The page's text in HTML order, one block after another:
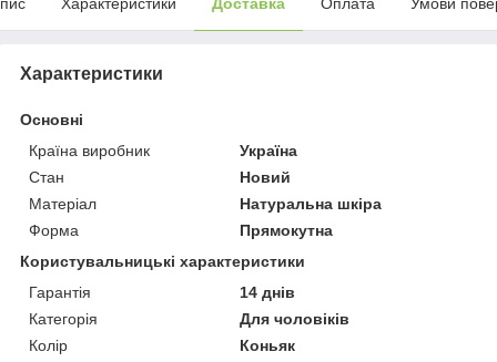
Характеристики Доставка Оплата Умови
Характеристики
Основні
Країна виробник
Україна
Стан
Новий
Матеріал
Натуральна шкіра
Форма
Прямокутна
Користувальницькі характеристики
Гарантія
14 днів
Категорія
Для чоловіків
Колір
Коньяк